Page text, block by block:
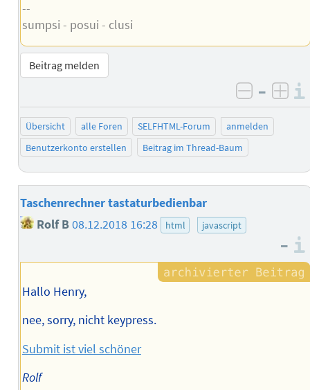
--
sumpsi - posui - clusi
Beitrag melden
negativ
–
Übersicht alle Foren SELFHTML-Forum
anmelden
Benutzerkonto erstellen
Beitrag im Thread-Baum
Taschenrechner tastaturbedienbar
Rolf B08.12.2018 16:28 html javascript
–
Hallo Henry,
nee, sorry, nicht keypress.
Submit ist viel schöner
Rolf